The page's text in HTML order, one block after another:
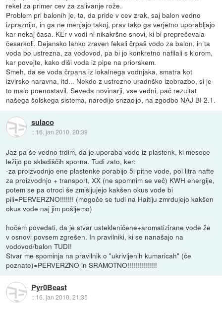
rekel za primer cev za zalivanje rože.
Problem pri balonih je, ta, da pride v cev zrak, saj balon vedno
izpraznijo, in ga ne menjajo takoj, prav tako ga verjetno uporabljajo
kar nekaj časa. KEr v vodi ni nikakršne snovi, ki bi preprečevala
česarkoli. Dejansko lahko zraven fekali črpaš vodo za balon, in ta
voda bo ustrezna, za vodovod, pa bi jo konkretno nafilali s klorom,
kar povejte, kako diši voda iz pipe na priorskem.
Smeh, da se voda črpana iz lokalnega vodnjaka, smatra kot
izvirsko naravna, itd... Nekdo z ustrezno uradnško izobrazbo, si je
to malo poenostavil. Seveda novinarji, vse vedni, pač rezultat
našega šolskega sistema, naredijo snzacijo, na zgodbo NAJ BI 2.1.
sulaco
:: 16. jan 2010, 20:39
Jaz pa še vedno trdim, da je uporaba vode iz plastenk, ki mesece
ležijo po skladiščih sporna. Tudi zato, ker:
-za proizvodnjo ene plastenke porabijo 5l pitne vode, pol litra nafte
za proizvodnjo + transport, XX (ne spomnim se več) KWH energije,
potem se pa otroci še zmišljujejo kakšen okus vode bi
pili=PERVERZNO!!!!!!! (mogoče se tudi na Haitiju zmrdujejo kakšen
okus vode naj jim pošljemo)
hočem povedati, da je stvar ustekleničene+aromatizirane vode že
v osnovi povsem zgrešen. In pravilniki, ki se nanašajo na
vodovod/balon TUDI!
Stvar me spominja na pravilnik o "ukrivljenih kumaricah" (če
poznate)=PERVERZNO in SRAMOTNO!!!!!!!!!!!!!!!
Pyr0Beast
:: 16. jan 2010, 21:35